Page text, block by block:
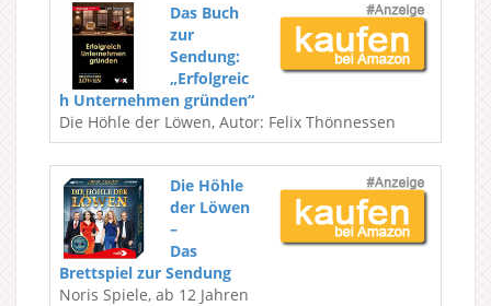
Das Buch
zur
Sendung:
„Erfolgreic
h Unternehmen gründen“
Die Höhle der Löwen, Autor: Felix Thönnessen
Die Höhle
der Löwen
–
Das
Brettspiel zur Sendung
Noris Spiele, ab 12 Jahren